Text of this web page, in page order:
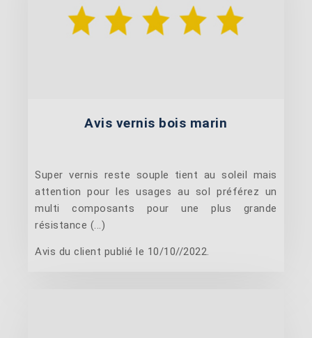
Avis vernis bois marin
Super vernis reste souple tient au soleil mais
attention pour les usages au sol préférez un
multi composants pour une plus grande
résistance (...)
Avis du client publié le 10/10//2022.